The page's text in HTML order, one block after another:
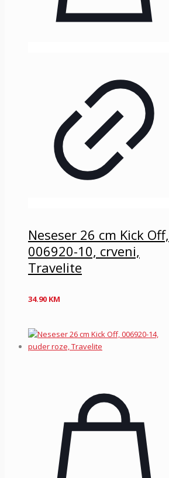
Neseser 26 cm Kick Off,
006920-10, crveni,
Travelite
34.90 KM